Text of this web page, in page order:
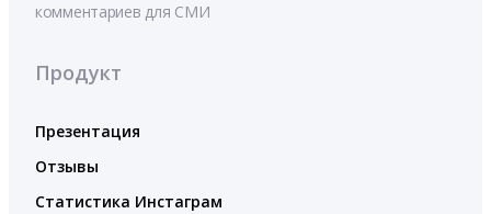
комментариев для СМИ
Продукт
Презентация
Отзывы
Статистика Инстаграм